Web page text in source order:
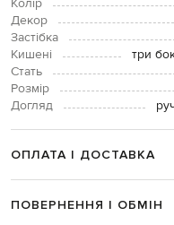
Колір
Декор
Застібка
Кишені
три
Стать
Розмір
Догляд
ОПЛАТА І ДОСТАВКА
ПОВЕРНЕННЯ І ОБМІН